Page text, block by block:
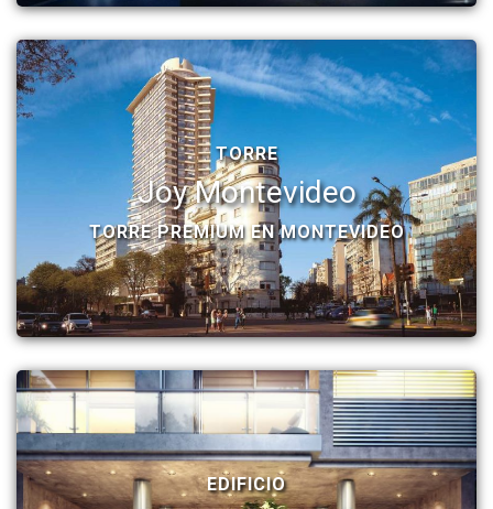
TORRE
Joy Montevideo
TORRE PREMIUM EN MONTEVIDEO
EDIFICIO